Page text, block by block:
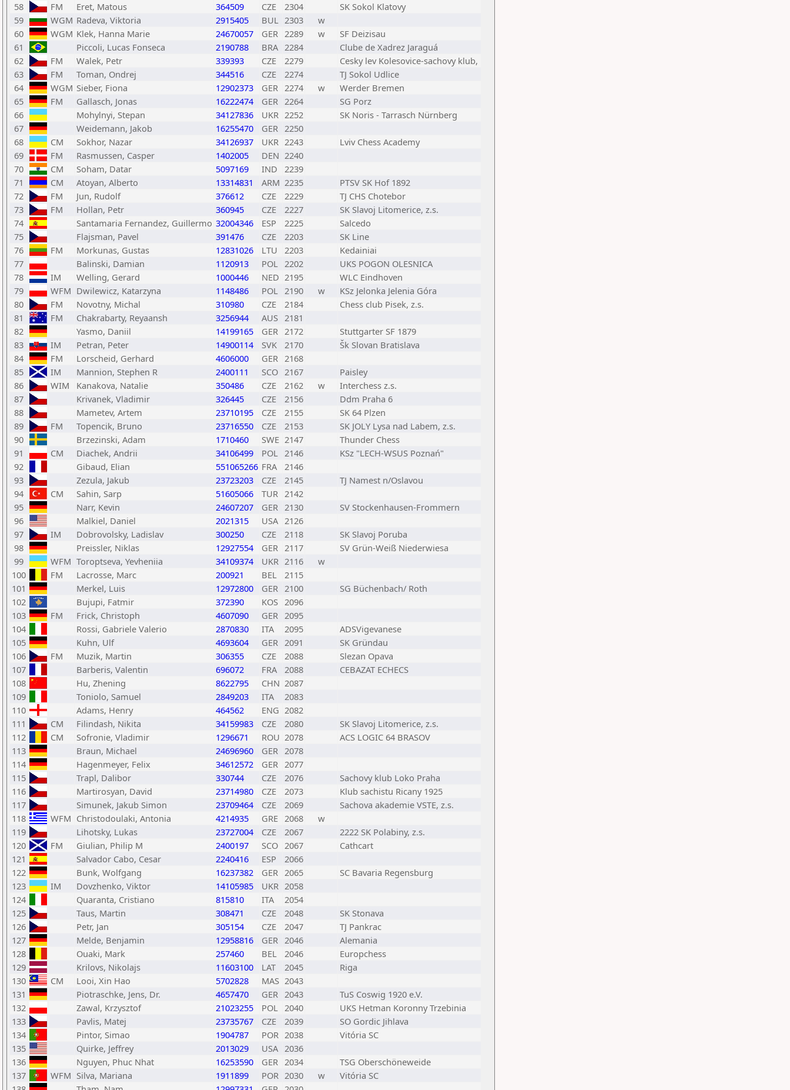
58
FM Eret, Matous 364509 CZE 2304
SK Sokol Klatovy
59
WGM Radeva, Viktoria 2915405 BUL 2303
w
60
WGM Klek, Hanna Marie 24670057 GER 2289 w
SF Deizisau
61
Piccoli, Lucas Fonseca 2190788 BRA 2284
Clube de Xadrez Jaraguá
62
FM Walek, Petr 339393 CZE 2279
Cesky lev Kolesovice-sachovy klub,
63
FM Toman, Ondrej 344516 CZE 2274
TJ Sokol Udlice
64
WGM Sieber, Fiona 12902373 GER 2274 w
Werder Bremen
65
FM Gallasch, Jonas 16222474 GER 2264
SG Porz
66
Mohylnyi, Stepan 34127836 UKR 2252
SK Noris - Tarrasch Nürnberg
67
Weidemann, Jakob 16255470 GER 2250
68
CM Sokhor, Nazar 34126937 UKR 2243
Lviv Chess Academy
69
FM Rasmussen, Casper 1402005 DEN 2240
70
CM Soham, Datar 5097169 IND
2239
71
CM Atoyan, Alberto 13314831 ARM 2235
PTSV SK Hof 1892
72
FM Jun, Rudolf 376612 CZE 2229
TJ CHS Chotebor
73
FM Hollan, Petr 360945 CZE 2227
SK Slavoj Litomerice, z.s.
74
Santamaria Fernandez, Guillermo 32004346 ESP 2225
Salcedo
75
Flajsman, Pavel 391476 CZE 2203
SK Line
76
FM Morkunas, Gustas 12831026 LTU 2203
Kedainiai
77
Balinski, Damian 1120913 POL 2202
UKS POGON OLESNICA
78
IM Welling, Gerard 1000446 NED 2195
WLC Eindhoven
79
WFM Dwilewicz, Katarzyna 1148486 POL 2190 w
KSz Jelonka Jelenia Góra
80
FM Novotny, Michal 310980 CZE 2184
Chess club Pisek, z.s.
81
FM Chakrabarty, Reyaansh 3256944 AUS 2181
82
Yasmo, Daniil 14199165 GER 2172
Stuttgarter SF 1879
83
IM Petran, Peter 14900114 SVK 2170
Šk Slovan Bratislava
84
FM Lorscheid, Gerhard 4606000 GER 2168
85
IM Mannion, Stephen R 2400111 SCO 2167
Paisley
86
WIM Kanakova, Natalie 350486 CZE 2162 w
Interchess z.s.
87
Krivanek, Vladimir 326445 CZE 2156
Ddm Praha 6
88
Mametev, Artem 23710195 CZE 2155
SK 64 Plzen
89
FM Topencik, Bruno 23716550 CZE 2153
SK JOLY Lysa nad Labem, z.s.
90
Brzezinski, Adam 1710460 SWE 2147
Thunder Chess
91
CM Diachek, Andrii 34106499 POL 2146
KSz "LECH-WSUS Poznań"
92
Gibaud, Elian 551065266 FRA
2146
93
Zezula, Jakub 23723203 CZE 2145
TJ Namest n/Oslavou
94
CM Sahin, Sarp 51605066 TUR 2142
95
Narr, Kevin 24607207 GER 2130
SV Stockenhausen-Frommern
96
Malkiel, Daniel 2021315 USA 2126
97
IM Dobrovolsky, Ladislav 300250 CZE 2118
SK Slavoj Poruba
98
Preissler, Niklas 12927554 GER 2117
SV Grün-Weiß Niederwiesa
99
WFM Toroptseva, Yevheniia 34109374 UKR 2116
w
100
FM Lacrosse, Marc 200921 BEL
2115
101
Merkel, Luis 12972800 GER 2100
SG Büchenbach/ Roth
102
Bujupi, Fatmir 372390 KOS 2096
103
FM Frick, Christoph 4607090 GER 2095
104
Rossi, Gabriele Valerio 2870830 ITA 2095
ADSVigevanese
105
Kuhn, Ulf 4693604 GER 2091
SK Gründau
106
FM Muzik, Martin 306355 CZE 2088
Slezan Opava
107
Barberis, Valentin 696072 FRA 2088
CEBAZAT ECHECS
108
Hu, Zhening 8622795 CHN 2087
109
Toniolo, Samuel 2849203 ITA
2083
110
Adams, Henry 464562 ENG 2082
111
CM Filindash, Nikita 34159983 CZE 2080
SK Slavoj Litomerice, z.s.
112
CM Sofronie, Vladimir 1296671 ROU 2078
ACS LOGIC 64 BRASOV
113
Braun, Michael 24696960 GER 2078
114
Hagenmeyer, Felix 34612572 GER 2077
115
Trapl, Dalibor 330744 CZE 2076
Sachovy klub Loko Praha
116
Martirosyan, David 23714980 CZE 2073
Klub sachistu Ricany 1925
117
Simunek, Jakub Simon 23709464 CZE 2069
Sachova akademie VSTE, z.s.
118
WFM Christodoulaki, Antonia 4214935 GRE 2068
w
119
Lihotsky, Lukas 23727004 CZE 2067
2222 SK Polabiny, z.s.
120
FM Giulian, Philip M 2400197 SCO 2067
Cathcart
121
Salvador Cabo, Cesar 2240416 ESP
2066
122
Bunk, Wolfgang 16237382 GER 2065
SC Bavaria Regensburg
123
IM Dovzhenko, Viktor 14105985 UKR 2058
124
Quaranta, Cristiano 815810 ITA
2054
125
Taus, Martin 308471 CZE 2048
SK Stonava
126
Petr, Jan 305154 CZE 2047
TJ Pankrac
127
Melde, Benjamin 12958816 GER 2046
Alemania
128
Ouaki, Mark 257460 BEL 2046
Europchess
129
Krilovs, Nikolajs 11603100 LAT 2045
Riga
130
CM Looi, Xin Hao 5702828 MAS 2043
131
Piotraschke, Jens, Dr. 4657470 GER 2043
TuS Coswig 1920 e.V.
132
Zawal, Krzysztof 21023255 POL 2040
UKS Hetman Koronny Trzebinia
133
Pavlis, Matej 23735767 CZE 2039
SO Gordic Jihlava
134
Pintor, Simao 1904787 POR 2038
Vitória SC
135
Quirke, Jeffrey 2013029 USA 2036
136
Nguyen, Phuc Nhat 16253590 GER 2034
TSG Oberschöneweide
137
WFM Silva, Mariana 1911899 POR 2030 w
Vitória SC